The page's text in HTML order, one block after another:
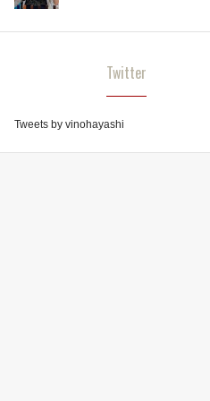
Twitter
Tweets by vinohayashi